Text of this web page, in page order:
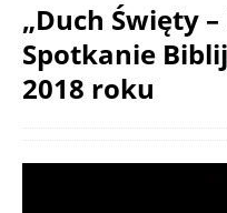
„Duch Święty
Spotkanie
2018 roku